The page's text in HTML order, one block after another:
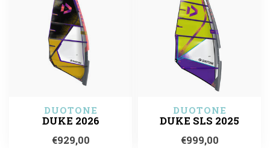
DUOTONE
DUKE 2026
€929,00
DUOTONE
DUKE SLS 2025
€999,00